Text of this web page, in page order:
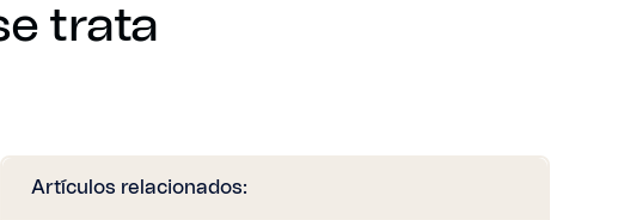
trata
Artículos relacionados: